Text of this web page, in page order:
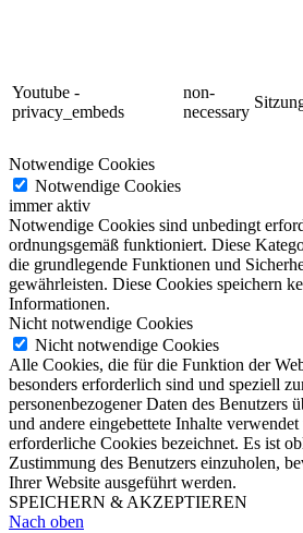
Youtube -
privacy_embeds
non-
necessary
Notwendige Cookies
Notwendige Cookies
immer aktiv
Notwendige Cookies sind unbedingt
ordnungsgemäß funktioniert. Diese
die grundlegende Funktionen und
gewährleisten. Diese Cookies speichern
Informationen.
Nicht notwendige Cookies
Nicht notwendige Cookies
Alle Cookies, die für die Funktion der
besonders erforderlich sind und speziell
personenbezogener Daten des Benutzers
und andere eingebettete Inhalte
erforderliche Cookies bezeichnet. Es ist
Zustimmung des Benutzers einzuholen,
Ihrer Website ausgeführt werden.
SPEICHERN & AKZEPTIEREN
Nach oben